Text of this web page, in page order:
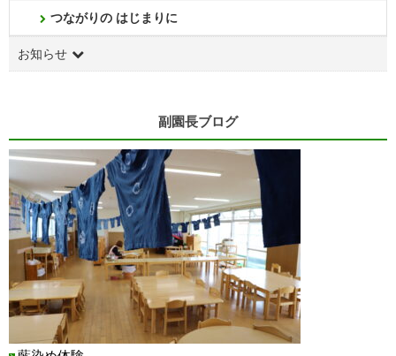
つながりの はじまりに
お知らせ
副園長ブログ